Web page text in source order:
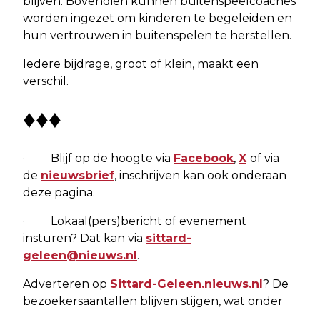
worden ingezet om kinderen te begeleiden en
hun vertrouwen in buitenspelen te herstellen.
Iedere bijdrage, groot of klein, maakt een
verschil.
♦♦♦
· Blijf op de hoogte via Facebook, X of via
de nieuwsbrief, inschrijven kan ook onderaan
deze pagina.
· Lokaal(pers)bericht of evenement
insturen? Dat kan via sittard-
geleen@nieuws.nl.
Adverteren op Sittard-Geleen.nieuws.nl? De
bezoekersaantallen blijven stijgen, wat onder